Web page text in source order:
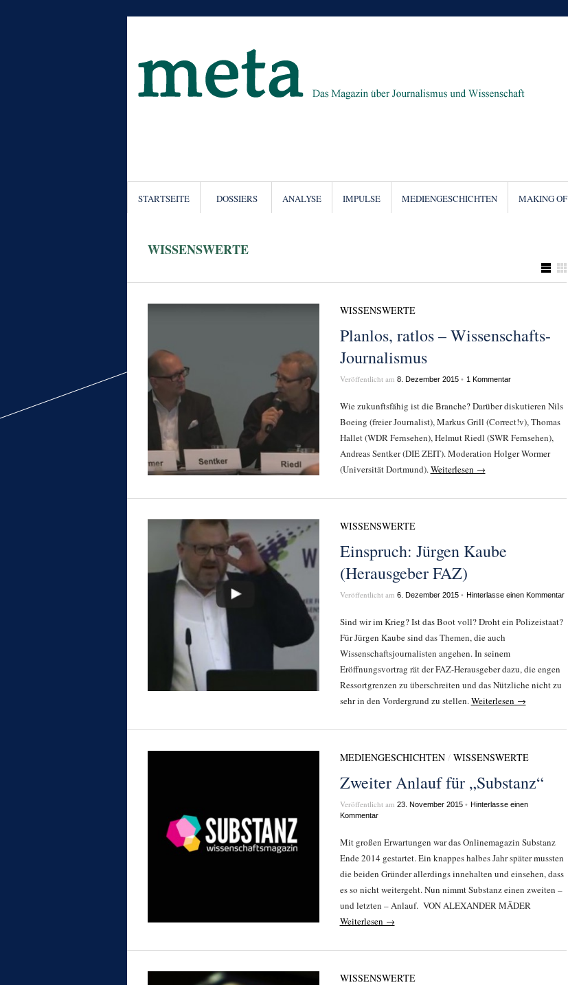
STARTSEITE DOSSIERS ANALYSE IMPULSE MEDIENGESCHICHTEN MAKING OF
WISSENSWERTE
WISSENSWERTE
Planlos, ratlos – Wissenschafts-
Journalismus
Veröffentlicht am 8. Dezember 2015• 1 Kommentar
Wie zukunftsfähig ist die Branche? Darüber diskutieren Nils
Boeing (freier Journalist), Markus Grill (Correct!v), Thomas
Hallet (WDR Fernsehen), Helmut Riedl (SWR Fernsehen),
Andreas Sentker (DIE ZEIT). Moderation Holger Wormer
(Universität Dortmund). Weiterlesen →
WISSENSWERTE
Einspruch: Jürgen Kaube
(Herausgeber FAZ)
Veröffentlicht am 6. Dezember 2015• Hinterlasse einen Kommentar
Sind wir im Krieg? Ist das Boot voll? Droht ein Polizeistaat?
Für Jürgen Kaube sind das Themen, die auch
Wissenschaftsjournalisten angehen. In seinem
Eröffnungsvortrag rät der FAZ-Herausgeber dazu, die engen
Ressortgrenzen zu überschreiten und das Nützliche nicht zu
sehr in den Vordergrund zu stellen. Weiterlesen →
MEDIENGESCHICHTEN/ WISSENSWERTE
Zweiter Anlauf für „Substanz“
Veröffentlicht am 23. November 2015• Hinterlasse einen
Kommentar
Mit großen Erwartungen war das Onlinemagazin Substanz
Ende 2014 gestartet. Ein knappes halbes Jahr später mussten
die beiden Gründer allerdings innehalten und einsehen, dass
es so nicht weitergeht. Nun nimmt Substanz einen zweiten –
und letzten – Anlauf. VON ALEXANDER MÄDER
Weiterlesen →
WISSENSWERTE